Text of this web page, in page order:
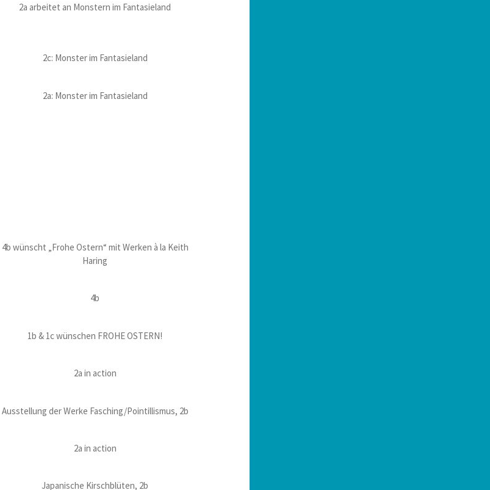
2a arbeitet an Monstern im Fantasieland
2c: Monster im Fantasieland
2a: Monster im Fantasieland
4b wünscht „Frohe Ostern“ mit Werken à la Keith
Haring
4b
1b & 1c wünschen FROHE OSTERN!
2a in action
Ausstellung der Werke Fasching/Pointillismus, 2b
2a in action
Japanische Kirschblüten, 2b